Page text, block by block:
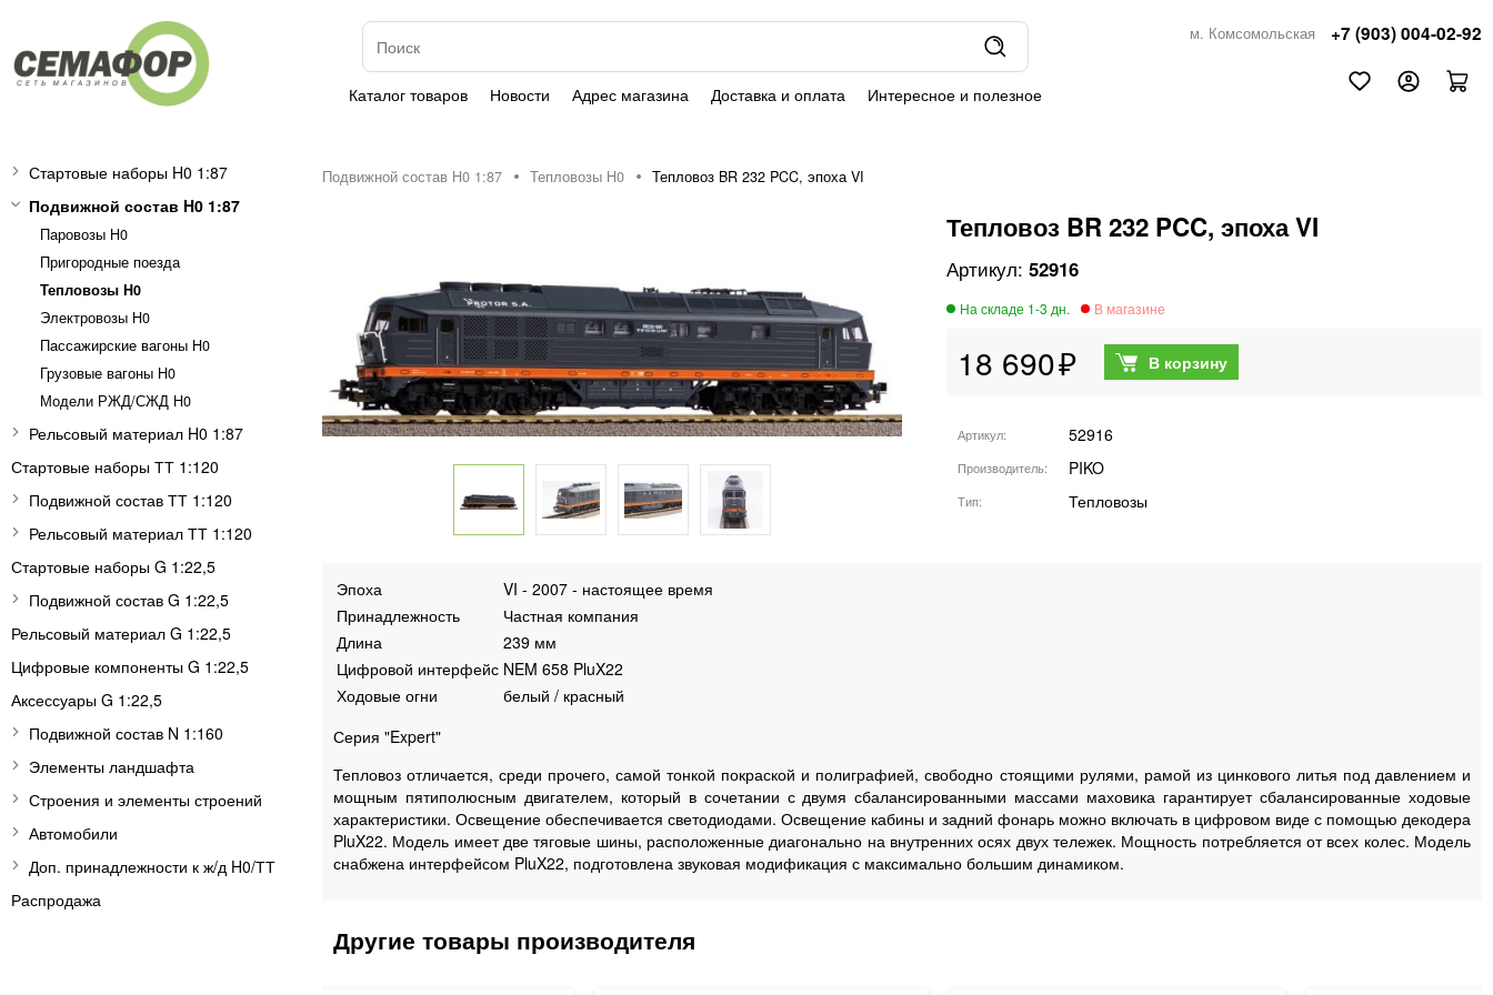
Каталог товаров Новости Адрес магазина Доставка и оплата Интересное и полезное
м. Комсомольская +7 (903) 004-02-92
Стартовые наборы H0 1:87
Подвижной состав H0 1:87
Паровозы H0
Пригородные поезда
Тепловозы H0
Электровозы H0
Пассажирские вагоны H0
Грузовые вагоны H0
Модели РЖД/СЖД H0
Рельсовый материал H0 1:87
Стартовые наборы ТТ 1:120
Подвижной состав ТТ 1:120
Рельсовый материал ТТ 1:120
Стартовые наборы G 1:22,5
Подвижной состав G 1:22,5
Рельсовый материал G 1:22,5
Цифровые компоненты G 1:22,5
Аксессуары G 1:22,5
Подвижной состав N 1:160
Элементы ландшафта
Строения и элементы строений
Автомобили
Доп. принадлежности к ж/д H0/ТТ
Распродажа
Подвижной состав H0 1:87 Тепловозы H0 Тепловоз BR 232 PCC, эпоха VI
Тепловоз BR 232 PCC, эпоха VI
52916
18 690
Артикул 52916
Производитель PIKO
Тип Тепловозы
Эпоха
VI - 2007 - настоящее время
Принадлежность
Частная компания
Длина
239 мм
Цифровой интерфейс NEM 658 PluX22
Ходовые огни
белый / красный
Серия "Expert"
Тепловоз отличается, среди прочего, самой тонкой покраской и полиграфией, свободно стоящими рулями, рамой из цинкового литья под давлением и
мощным пятиполюсным двигателем, который в сочетании с двумя сбалансированными массами маховика гарантирует сбалансированные ходовые
характеристики. Освещение обеспечивается светодиодами. Освещение кабины и задний фонарь можно включать в цифровом виде с помощью декодера
PluX22. Модель имеет две тяговые шины, расположенные диагонально на внутренних осях двух тележек. Мощность потребляется от всех колес. Модель
снабжена интерфейсом PluX22, подготовлена звуковая модификация с максимально большим динамиком.